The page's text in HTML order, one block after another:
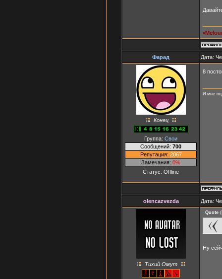
♥
Фарад Дата:
Конец
Группа: Свои
Сообщений: 700
Репутация: 2067
Замечания: 0%
Статус: Offline
8
И мне
olencazvezda Дата:
Тихий Омут
Quote (
Ну